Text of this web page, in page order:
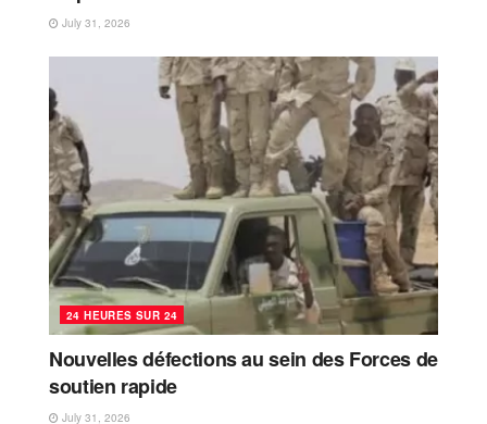
July 31, 2026
24 HEURES SUR 24
Nouvelles défections au sein des Forces de
soutien rapide
July 31, 2026